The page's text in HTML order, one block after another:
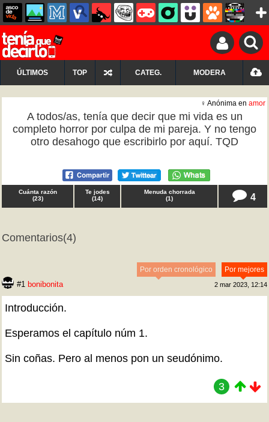
ÚLTIMOS TOP CATEG. MODERA
♀ Anónima en amor
A todos/as, tenía que decir que mi vida es un
completo horror por culpa de mi pareja. Y no tengo
otro desahogo que escribirlo por aquí. TQD
Cuánta razón
(23)
Te jodes
(14)
Menuda chorrada
(1) 4
Comentarios(4)
Por mejores
Por orden cronológico
#1 bonibonita 2 mar 2023, 12:14
Introducción.
Esperamos el capítulo núm 1.
Sin coñas. Pero al menos pon un seudónimo.
3